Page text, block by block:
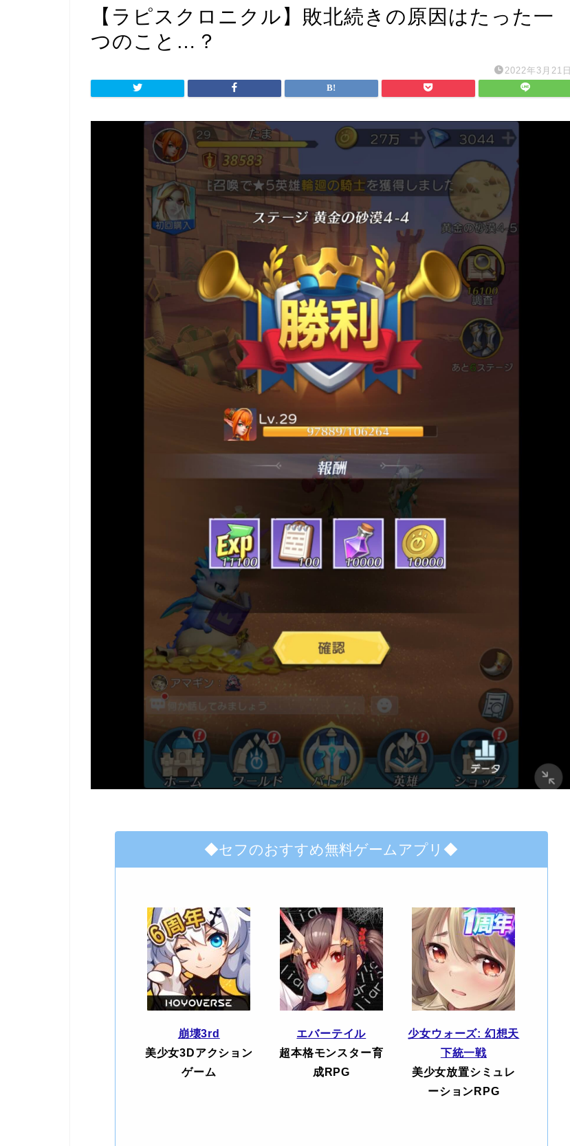
【ラピスクロニクル】敗北続きの原因はたった一
つのこと…？
2022年3月21日
◆セフのおすすめ無料ゲームアプリ◆
崩壊3rd
美少女3Dアクション
ゲーム
エバーテイル
超本格モンスター育
成RPG
少女ウォーズ: 幻想天
下統一戦
美少女放置シミュレ
ーションRPG